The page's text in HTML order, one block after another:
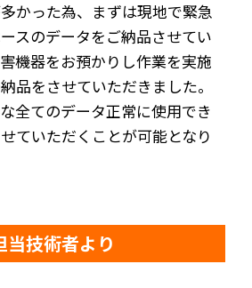
かった為、まずは現地で緊急
スのデータをご納品させてい
機器をお預かりし作業を実施
品をさせていただきました。
全てのデータ正常に使用でき
ていただくことが可能となり
当技術者より